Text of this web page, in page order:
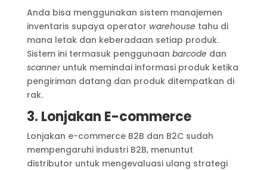
Anda bisa menggunakan sistem manajemen
inventaris supaya operator warehouse tahu di
mana letak dan keberadaan setiap produk.
Sistem ini termasuk penggunaan barcode dan
scanneruntuk memindai informasi produk ketika
pengiriman datang dan produk ditempatkan di
rak.
3. Lonjakan E-commerce
Lonjakan e-commerce B2B dan B2C sudah
mempengaruhi industri B2B, menuntut
distributor untuk mengevaluasi ulang strategi